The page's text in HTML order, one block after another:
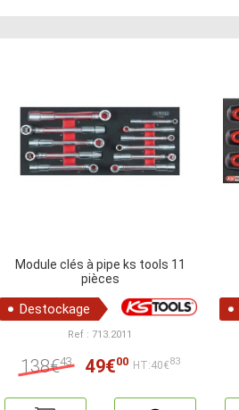
Module clés à pipe ks tools 11
pièces
Destockage
Ref : 713.2011
138€43 49€00 HT:40€83